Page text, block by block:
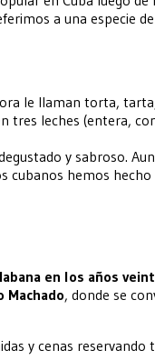
a una especie
le llaman torta,
tres leches (entera,
y sabroso.
cubanos hemos
en los años
Machado, donde se
y cenas reservando